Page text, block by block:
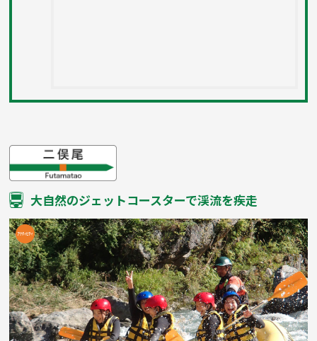
大自然のジェットコースターで渓流を疾走